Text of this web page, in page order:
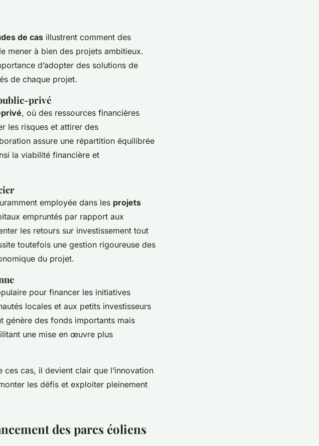
de cas illustrent comment des
mener à bien des projets ambitieux.
d’adopter des solutions de
de chaque projet.
privé
, où des ressources financières
les risques et attirer des
assure une répartition équilibrée
la viabilité financière et
employée dans les projets
empruntés par rapport aux
les retours sur investissement tout
toutefois une gestion rigoureuse des
du projet.
pour financer les initiatives
locales et aux petits investisseurs
génère des fonds importants mais
une mise en œuvre plus
ces cas, il devient clair que l’innovation
les défis et exploiter pleinement
des parcs éoliens